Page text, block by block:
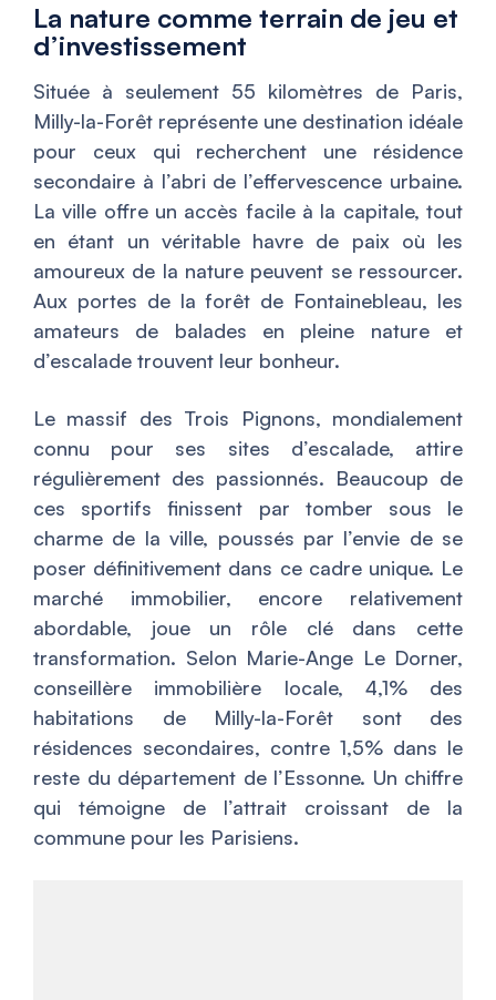
La nature comme terrain de jeu et
d’investissement
Située à seulement 55 kilomètres de Paris,
Milly-la-Forêt représente une destination idéale
pour ceux qui recherchent une résidence
secondaire à l’abri de l’effervescence urbaine.
La ville offre un accès facile à la capitale, tout
en étant un véritable havre de paix où les
amoureux de la nature peuvent se ressourcer.
Aux portes de la forêt de Fontainebleau, les
amateurs de balades en pleine nature et
d’escalade trouvent leur bonheur.
Le massif des Trois Pignons, mondialement
connu pour ses sites d’escalade, attire
régulièrement des passionnés. Beaucoup de
ces sportifs finissent par tomber sous le
charme de la ville, poussés par l’envie de se
poser définitivement dans ce cadre unique. Le
marché immobilier, encore relativement
abordable, joue un rôle clé dans cette
transformation. Selon Marie-Ange Le Dorner,
conseillère immobilière locale, 4,1% des
habitations de Milly-la-Forêt sont des
résidences secondaires, contre 1,5% dans le
reste du département de l’Essonne. Un chiffre
qui témoigne de l’attrait croissant de la
commune pour les Parisiens.